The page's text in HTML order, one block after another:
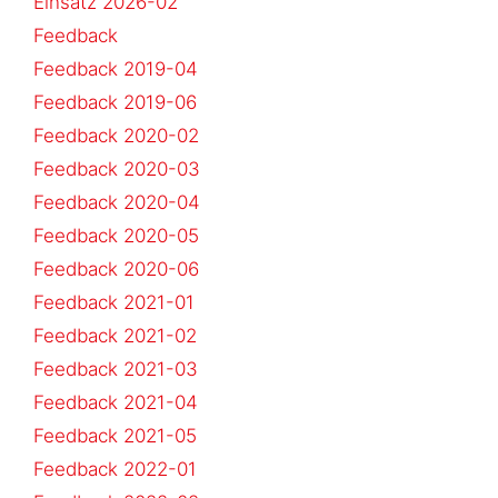
Feedback
Feedback 2019-04
Feedback 2019-06
Feedback 2020-02
Feedback 2020-03
Feedback 2020-04
Feedback 2020-05
Feedback 2020-06
Feedback 2021-01
Feedback 2021-02
Feedback 2021-03
Feedback 2021-04
Feedback 2021-05
Feedback 2022-01